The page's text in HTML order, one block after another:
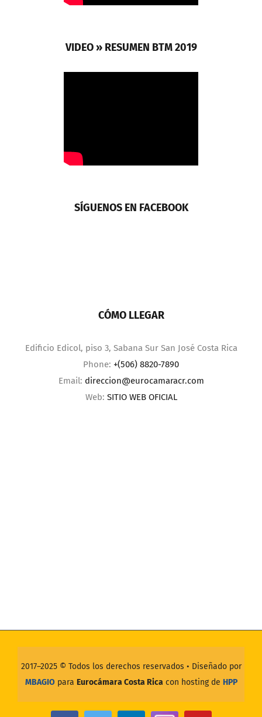
VIDEO » RESUMEN BTM 2019
SÍGUENOS EN FACEBOOK
CÓMO LLEGAR
Edificio Edicol, piso 3, Sabana Sur San José Costa Rica
Phone: +(506) 8820-7890
Email: direccion@eurocamaracr.com
Web: SITIO WEB OFICIAL
2017–2025 © Todos los derechos reservados • Diseñado por
MBAGIO para Eurocámara Costa Ricacon hosting de HPP